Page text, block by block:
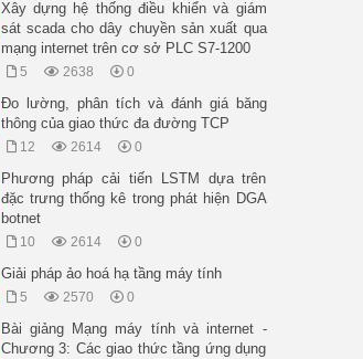
Xây dựng hệ thống điều khiển và giám
sát scada cho dây chuyền sản xuất qua
mạng internet trên cơ sở PLC S7-1200
5 2638 0
Đo lường, phân tích và đánh giá băng
thông của giao thức đa đường TCP
12 2614 0
Phương pháp cải tiến LSTM dựa trên
đặc trưng thống kê trong phát hiện DGA
botnet
10 2614 0
Giải pháp ảo hoá hạ tầng máy tính
5 2570 0
Bài giảng Mạng máy tính và internet -
Chương 3: Các giao thức tầng ứng dụng